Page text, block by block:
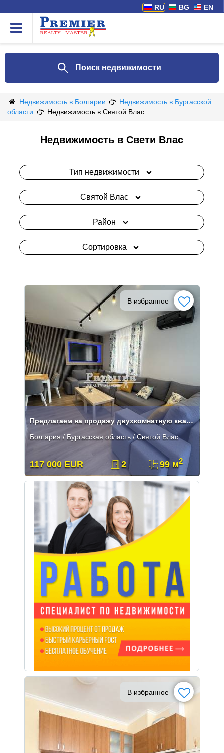
RU BG EN
Поиск недвижимости
Недвижимость в Болгарии
Недвижимость в Бургасской
области
Недвижимость в Святой Влас
Недвижимость в Свети Влас
Тип недвижимости
Святой Влас
Район
Сортировка
В избранное
Предлагаем на продажу двухкомнатную квартиру в Святом Власе
Болгария / Бургасская область / Святой Влас
117 000 EUR 2 99 м2
В избранное